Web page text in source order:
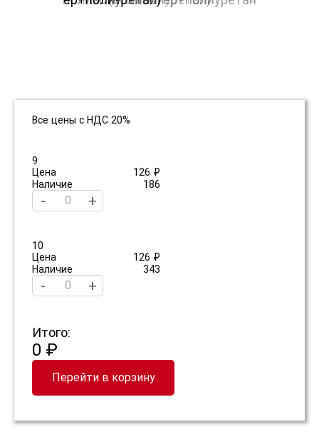
Все цены с НДС 20%
9
Цена
126 ₽
Наличие
186
- +
10
Цена
126 ₽
Наличие
343
- +
Итого:
0 ₽
Перейти в корзину